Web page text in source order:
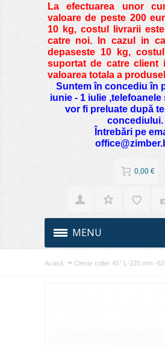
La efectuarea unor
valoare de peste200
10 kg, costul livrarii
catre noi. In cazul in
depaseste 10 kg,
suportat de catre client
valoarea totala a
Suntem în concediu în
iunie - 1 iulie ,telefoanele
vor fi preluate după
concediului.
Întrebări pe
0,00 €
MENU
Acasă Cleste colier 45° L-220.mm -